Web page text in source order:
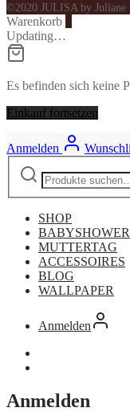
©2020 JULISA by Juliane
Warenkorb
Updating…
Es befinden sich keine
Einkauf fortsetzen
Anmelden
Suche
nach:
SHOP
MUTTERTAG
ACCESSOIRES
BLOG
WALLPAPER
Anmelden
Anmelden